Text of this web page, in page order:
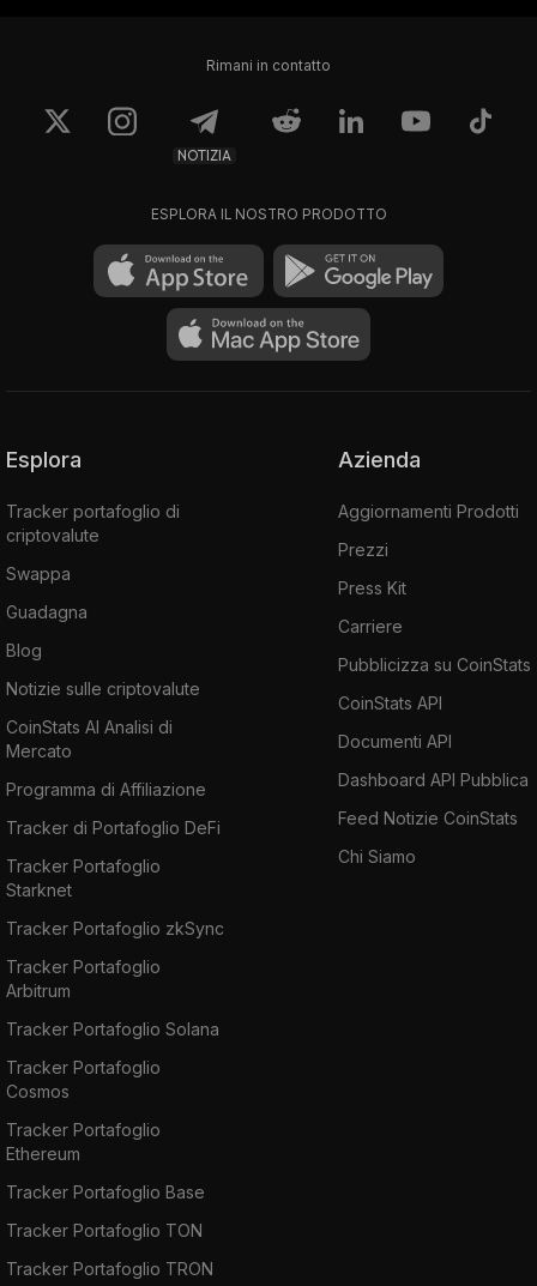
Rimani in contatto
NOTIZIA
ESPLORA IL NOSTRO PRODOTTO
Esplora
Tracker portafoglio di
criptovalute
Swappa
Guadagna
Blog
Notizie sulle criptovalute
CoinStats AI Analisi di
Mercato
Programma di Affiliazione
Tracker di Portafoglio DeFi
Tracker Portafoglio
Starknet
Tracker Portafoglio zkSync
Tracker Portafoglio
Arbitrum
Tracker Portafoglio Solana
Tracker Portafoglio
Cosmos
Tracker Portafoglio
Ethereum
Tracker Portafoglio Base
Tracker Portafoglio TON
Tracker Portafoglio TRON
Azienda
Aggiornamenti Prodotti
Prezzi
Press Kit
Carriere
Pubblicizza su CoinStats
CoinStats API
Documenti API
Dashboard API Pubblica
Feed Notizie CoinStats
Chi Siamo